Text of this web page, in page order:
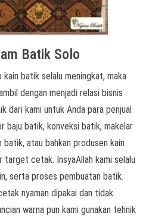
Batik Solo
batik selalu meningkat, maka
dengan menjadi relasi bisnis
dari kami untuk Anda para penjual
baju batik, konveksi batik, makelar
atau bahkan produsen kain
target cetak. InsyaAllah kami selalu
serta proses pembuatan batik.
nyaman dipakai dan tidak
warna pun kami gunakan tehnik